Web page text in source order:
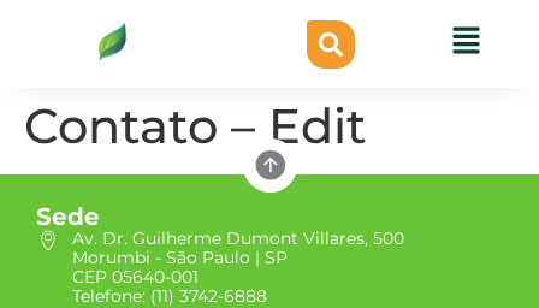
Contato – Edit
Sede
Av. Dr. Guilherme Dumont Villares, 500
Morumbi - São Paulo | SP
CEP 05640-001
Telefone: (11) 3742-6888